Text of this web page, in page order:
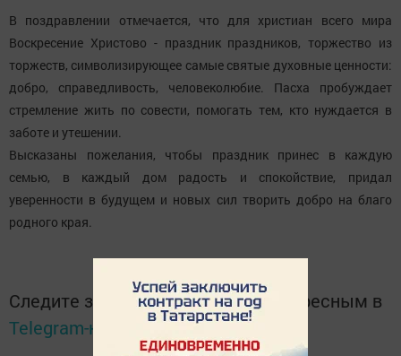
В поздравлении отмечается, что для христиан всего мира
Воскресение Христово - праздник праздников, торжество из
торжеств, символизирующее самые святые духовные ценности:
добро, справедливость, человеколюбие. Пасха пробуждает
стремление жить по совести, помогать тем, кто нуждается в
заботе и утешении.
Высказаны пожелания, чтобы праздник принес в каждую
семью, в каждый дом радость и спокойствие, придал
уверенности в будущем и новых сил творить добро на благо
родного края.
Следите за самым важным и интересным в
Telegram-канале
Татмедиа